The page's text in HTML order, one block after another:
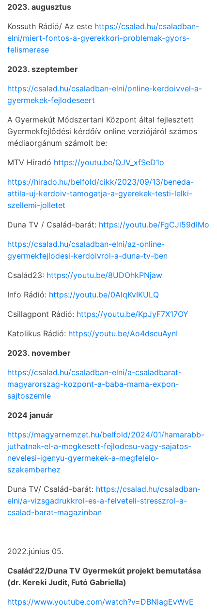
2023. augusztus
Kossuth Rádió/ Az este https://csalad.hu/csaladban-
elni/miert-fontos-a-gyerekkori-problemak-gyors-
felismerese
2023. szeptember
https://csalad.hu/csaladban-elni/online-kerdoivvel-a-
gyermekek-fejlodeseert
A Gyermekút Módszertani Központ által fejlesztett
Gyermekfejlődési kérdőív online verziójáról számos
médiaorgánum számolt be:
MTV Híradó https://youtu.be/QJV_xfSeD1o
https://hirado.hu/belfold/cikk/2023/09/13/beneda-
attila-uj-kerdoiv-tamogatja-a-gyerekek-testi-lelki-
szellemi-jolletet
Duna TV / Család-barát: https://youtu.be/FgCJl59dIMo
https://csalad.hu/csaladban-elni/az-online-
gyermekfejlodesi-kerdoivrol-a-duna-tv-ben
Család23: https://youtu.be/8UDOhkPNjaw
Info Rádió: https://youtu.be/0AlqKvIKULQ
Csillagpont Rádió: https://youtu.be/KpJyF7X17OY
Katolikus Rádió: https://youtu.be/Ao4dscuAynI
2023. november
https://csalad.hu/csaladban-elni/a-csaladbarat-
magyarorszag-kozpont-a-baba-mama-expon-
sajtoszemle
2024 január
https://magyarnemzet.hu/belfold/2024/01/hamarabb-
juthatnak-el-a-megkesett-fejlodesu-vagy-sajatos-
nevelesi-igenyu-gyermekek-a-megfelelo-
szakemberhez
Duna TV/ Család-barát: https://csalad.hu/csaladban-
elni/a-vizsgadrukkrol-es-a-felveteli-stresszrol-a-
csalad-barat-magazinban
2022.június 05.
Család’22/Duna TV Gyermekút projekt bemutatása
(dr. Kereki Judit, Futó Gabriella)
https://www.youtube.com/watch?v=DBNlagEvWvE